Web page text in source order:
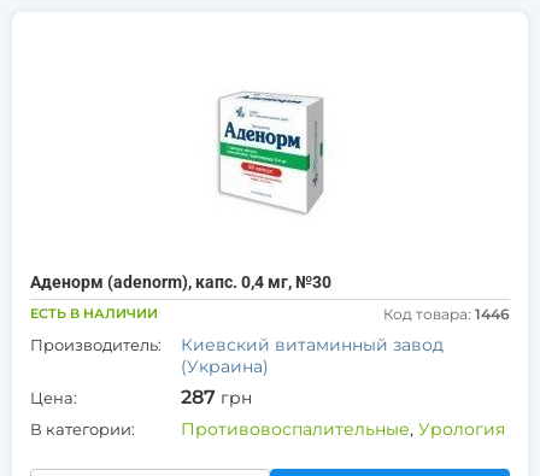
Аденорм (adenorm), капс. 0,4 мг, №30
ЕСТЬ В НАЛИЧИИ Код товара: 1446
Производитель:
Киевский витаминный завод
(Украина)
Цена: 287 грн
В категории: Противовоспалительные, Урология